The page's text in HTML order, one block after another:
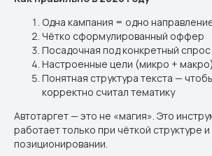
Одна кампания = одно
Чётко сформулированный оффер
Посадочная под конкретный спрос
Настроенные цели (микро + макро)
Понятная структура текста —
корректно считал тематику
Автотаргет — это не «магия». Это
работает только при чёткой структуре
позиционировании.